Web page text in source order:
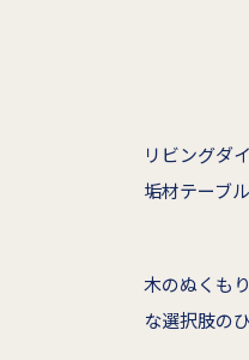
リビングダ
垢材テーブ
木のぬくも
な選択肢の